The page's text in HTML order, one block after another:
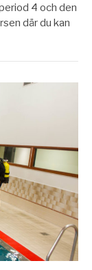
4 och den
där du kan